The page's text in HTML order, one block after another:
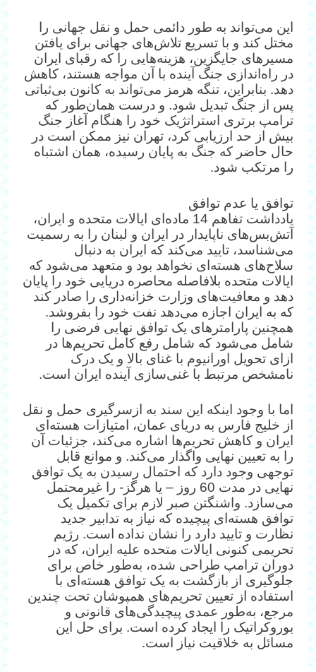
این می‌تواند به طور دائمی حمل و نقل جهانی را
مختل کند و با تسریع تلاش‌های جهانی برای یافتن
مسیرهای جایگزین، هزینه‌هایی را که رقبای ایران
در راه‌اندازی جنگ آینده با آن مواجه هستند، کاهش
دهد. بنابراین، تنگه هرمز می‌تواند به کانون بی‌ثباتی
پس از جنگ تبدیل شود. و درست همان‌طور که
ترامپ برتری استراتژیک خود را هنگام آغاز جنگ
بیش از حد ارزیابی کرد، تهران نیز ممکن است در
حال حاضر که جنگ به پایان رسیده، همان اشتباه
را مرتکب شود.
توافق یا عدم توافق
یادداشت تفاهم 14 ماده‌ای ایالات متحده و ایران،
آتش‌بس‌های ناپایدار در ایران و لبنان را به رسمیت
می‌شناسد، تایید می‌کند که ایران به دنبال
سلاح‌های هسته‌ای نخواهد بود و متعهد می‌شود که
ایالات متحده بلافاصله محاصره دریایی خود را پایان
دهد و معافیت‌های وزارت خزانه‌داری را صادر کند
که به ایران اجازه می‌دهد نفت خود را بفروشد.
همچنین پارامترهای یک توافق نهایی فرضی را
شامل می‌شود که شامل رفع کامل تحریم‌ها در
ازای تحویل اورانیوم با غنای بالا و یک درک
نامشخص مرتبط با غنی‌سازی آینده ایران است.
اما با وجود اینکه این سند به ازسرگیری حمل و نقل
از خلیج فارس به دریای عمان، امتیازات هسته‌ای
ایران و کاهش تحریم‌ها اشاره می‌کند، جزئیات آن
را به تعیین نهایی واگذار می‌کند. و موانع قابل
توجهی وجود دارد که احتمال رسیدن به یک توافق
نهایی در مدت 60 روز – یا هرگز- را غیرمحتمل
می‌سازد. واشنگتن صبر لازم برای تکمیل یک
توافق هسته‌ای پیچیده که نیاز به تدابیر جدید
نظارت و تایید دارد را نشان نداده است. رژیم
تحریمی کنونی ایالات متحده علیه ایران، که در
دوران ترامپ طراحی شده، به‌طور خاص برای
جلوگیری از بازگشت به یک توافق هسته‌ای با
استفاده از تعیین تحریم‌های همپوشان تحت چندین
مرجع، به‌طور عمدی پیچیدگی‌های قانونی و
بوروکراتیک را ایجاد کرده است. برای حل این
مسائل به خلاقیت نیاز است.